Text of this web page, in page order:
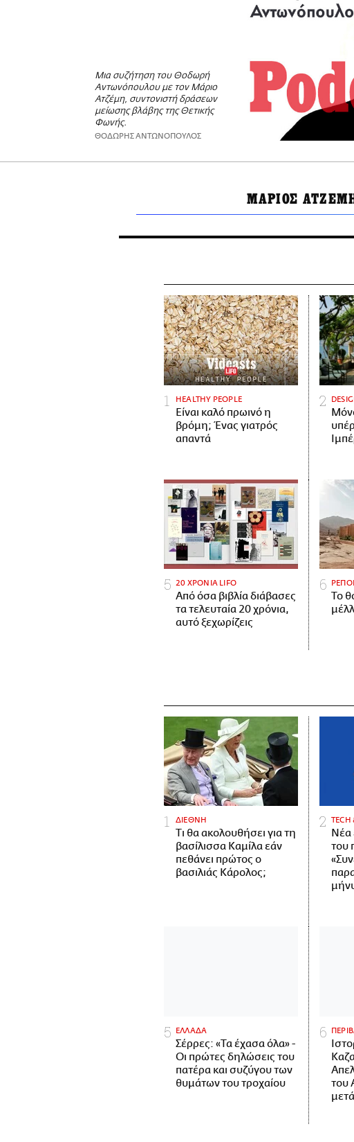
Μια συζήτηση του Θοδωρή
Αντωνόπουλου με τον Μάριο
Ατζέμη, συντονιστή δράσεων
μείωσης βλάβης της Θετικής
Φωνής.
ΘΟΔΩΡΗΣ ΑΝΤΩΝΟΠΟΥΛΟΣ
ΜΑΡΙΟΣ
HEALTHY PEOPLE
Είναι καλό πρωινό η
βρόμη; Ένας γιατρός
απαντά
20 ΧΡΟΝΙΑ LIFO
Από όσα βιβλία διάβασες
τα τελευταία 20 χρόνια,
αυτό ξεχωρίζεις
Το
ΔΙΕΘΝΗ
Τι θα ακολουθήσει για τη
βασίλισσα Καμίλα εάν
πεθάνει πρώτος ο
βασιλιάς Κάρολος;
ΤECH
Νέα
του
ΕΛΛΑΔΑ
Σέρρες: «Τα έχασα όλα» -
Οι πρώτες δηλώσεις του
πατέρα και συζύγου των
θυμάτων του τροχαίου
του